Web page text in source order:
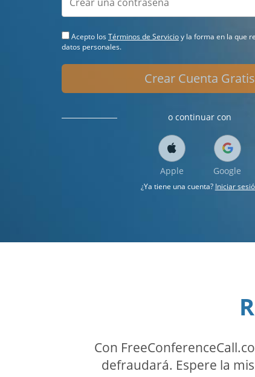
Acepto los Términos de Servicioy la forma en la que
datos personales.
Crear Cuenta Gratis
o continuar con
Apple Google
¿Ya tiene una cuenta? Iniciar
Con
defraudará. Espere la